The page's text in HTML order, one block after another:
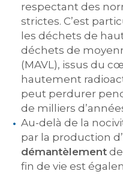
respectant des
strictes. C’est
les déchets de
déchets de
(MAVL), issus du
hautement
peut perdurer
de milliers
Au-delà de la
par la production
démantèlement
fin de vie est